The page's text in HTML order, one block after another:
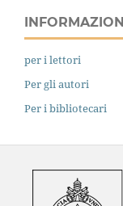
per i lettori
Per gli autori
Per i bibliotecari